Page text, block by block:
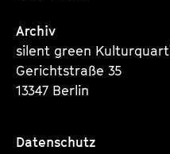
Archiv
silent green
Gerichtstraße 35
13347 Berlin
Datenschutz